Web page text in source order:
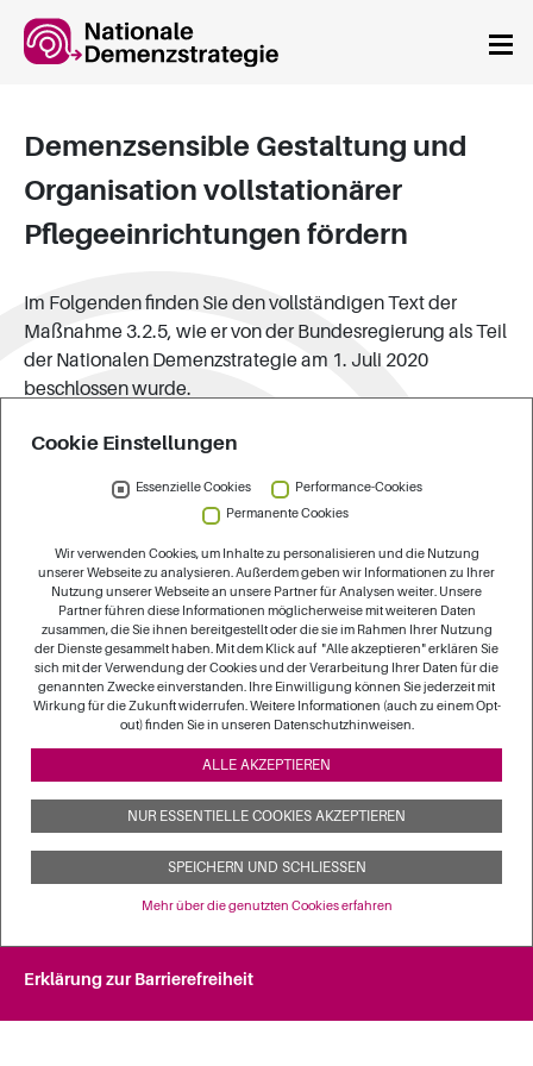
Demenzsensible Gestaltung und
Organisation vollstationärer
Pflegeeinrichtungen fördern
Im Folgenden finden Sie den vollständigen Text der
Maßnahme 3.2.5, wie er von der Bundesregierung als Teil
der Nationalen Demenzstrategie am 1. Juli 2020
beschlossen wurde.
Maßnahme 3.2.5 Rahmenvereinbarungen zur
pflegerischen Versorgung von Menschen mit
Die kommunalen Spitzenverbände, die Spitzenverbände
der Freien Wohlfahrtspflege, der bpa, der GKV-SV, der
PKV-Verband und der VDAB wirken darauf hin, dass die
Vertragspartner nach § 75 SGB XI die Entwicklung
spezieller Vereinbarungen zur pflegerischen Versorgung
von Menschen mit Demenz auf Landesebene prüfen.
Bis Ende 2022 werden die Akteure auf Landesebene eine
Prüfung durchführen und die Akteure auf Bundesebene
werden davon Kenntnis erhalten.
Impressum
Erklärung zur Barrierefreiheit
Cookie Einstellungen
Essenzielle Cookies
Performance-Cookies
Permanente Cookies
Wir verwenden Cookies, um Inhalte zu personalisieren und die Nutzung
unserer Webseite zu analysieren. Außerdem geben wir Informationen zu Ihrer
Nutzung unserer Webseite an unsere Partner für Analysen weiter. Unsere
Partner führen diese Informationen möglicherweise mit weiteren Daten
zusammen, die Sie ihnen bereitgestellt oder die sie im Rahmen Ihrer Nutzung
der Dienste gesammelt haben. Mit dem Klick auf "Alle akzeptieren" erklären Sie
sich mit der Verwendung der Cookies und der Verarbeitung Ihrer Daten für die
genannten Zwecke einverstanden. Ihre Einwilligung können Sie jederzeit mit
Wirkung für die Zukunft widerrufen. Weitere Informationen (auch zu einem Opt-
out) finden Sie in unseren Datenschutzhinweisen.
ALLE AKZEPTIEREN
NUR ESSENTIELLE COOKIES AKZEPTIEREN
SPEICHERN UND SCHLIESSEN
Mehr über die genutzten Cookies erfahren